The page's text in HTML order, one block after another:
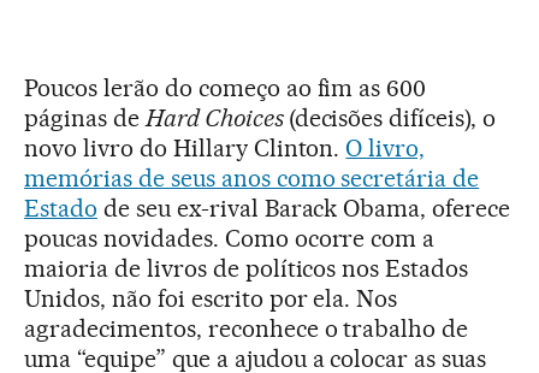
Poucos lerão do começo ao fim as 600
páginas deHard Choices (decisões difíceis), o
novo livro do Hillary Clinton. O livro,
memórias de seus anos como secretária de
Estado de seu ex-rival Barack Obama, oferece
poucas novidades. Como ocorre com a
maioria de livros de políticos nos Estados
Unidos, não foi escrito por ela. Nos
agradecimentos, reconhece o trabalho de
uma “equipe” que a ajudou a colocar as suas